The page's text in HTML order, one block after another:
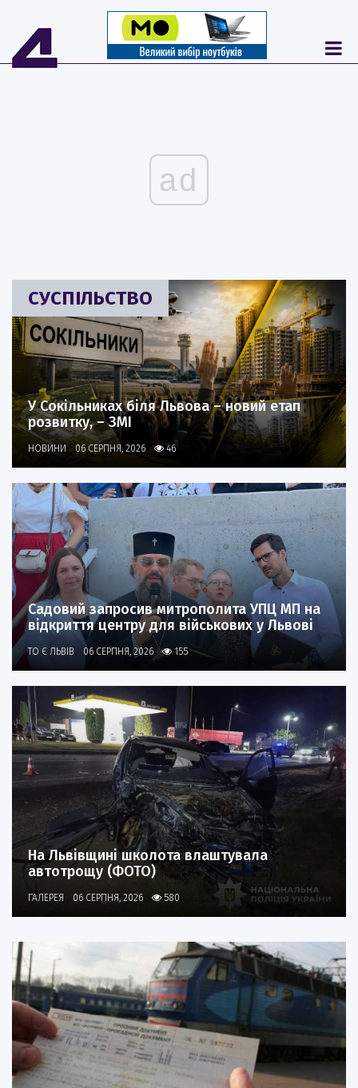
ad
СУСПІЛЬСТВО
У Сокільниках біля Львова – новий етап
розвитку, – ЗМІ
НОВИНИ 06 СЕРПНЯ, 2026 46
Садовий запросив митрополита УПЦ МП на
відкриття центру для військових у Львові
ТО Є ЛЬВІВ 06 СЕРПНЯ, 2026 155
На Львівщині школота влаштувала
автотрощу (ФОТО)
ГАЛЕРЕЯ 06 СЕРПНЯ, 2026 580